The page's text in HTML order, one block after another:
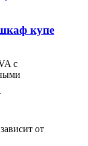
купе
с
от